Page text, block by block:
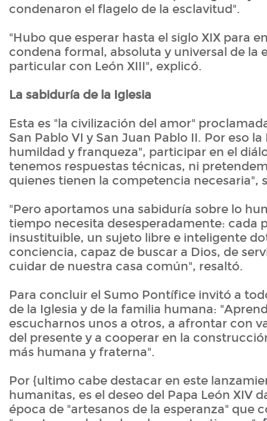
condenaron el flagelo de la esclavitud".
"Hubo que esperar hasta el siglo XIX para
condena formal, absoluta y universal de la
particular con León XIII", explicó.
La sabiduría de la Iglesia
Esta es "la civilización del amor"
San Pablo VI y San Juan Pablo II. Por eso
humildad y franqueza", participar en el
tenemos respuestas técnicas, ni
quienes tienen la competencia necesaria",
"Pero aportamos una sabiduría sobre lo
tiempo necesita desesperadamente: cada
insustituible, un sujeto libre e inteligente
conciencia, capaz de buscar a Dios, de
cuidar de nuestra casa común", resaltó.
Para concluir el Sumo Pontífice invitó a
de la Iglesia y de la familia humana:
escucharnos unos a otros, a afrontar con
del presente y a cooperar en la
más humana y fraterna".
Por {ultimo cabe destacar en este
humanitas, es el deseo del Papa León XIV
época de "artesanos de la esperanza" que